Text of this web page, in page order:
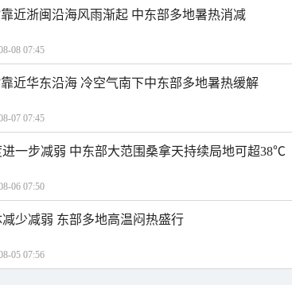
近浙闽沿海风雨渐起 中东部多地暑热消减
08 07:45
近华东沿海 冷空气南下中东部多地暑热缓解
07 07:45
一步减弱 中东部大范围桑拿天持续局地可超38℃
06 07:50
少减弱 东部多地高温闷热盛行
05 07:56